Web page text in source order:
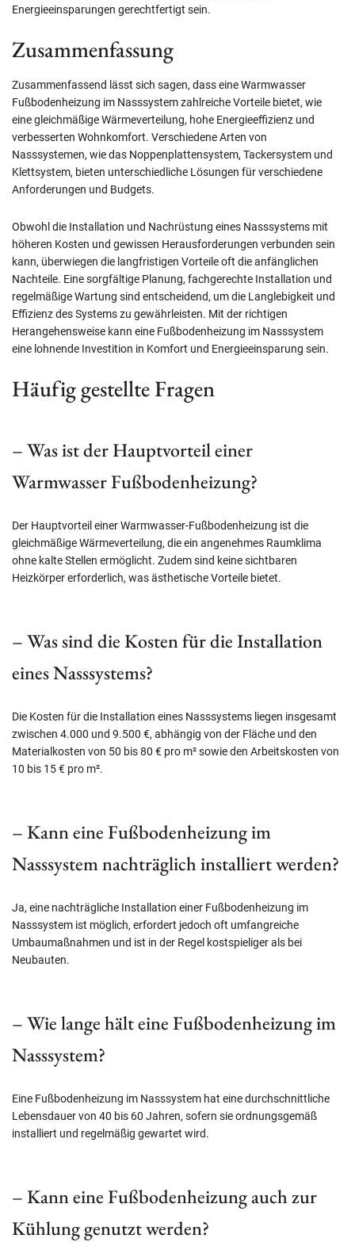
Energieeinsparungen gerechtfertigt sein.
Zusammenfassung
Zusammenfassend lässt sich sagen, dass eine Warmwasser
Fußbodenheizung im Nasssystem zahlreiche Vorteile bietet, wie
eine gleichmäßige Wärmeverteilung, hohe Energieeffizienz und
verbesserten Wohnkomfort. Verschiedene Arten von
Nasssystemen, wie das Noppenplattensystem, Tackersystem und
Klettsystem, bieten unterschiedliche Lösungen für verschiedene
Anforderungen und Budgets.
Obwohl die Installation und Nachrüstung eines Nasssystems mit
höheren Kosten und gewissen Herausforderungen verbunden sein
kann, überwiegen die langfristigen Vorteile oft die anfänglichen
Nachteile. Eine sorgfältige Planung, fachgerechte Installation und
regelmäßige Wartung sind entscheidend, um die Langlebigkeit und
Effizienz des Systems zu gewährleisten. Mit der richtigen
Herangehensweise kann eine Fußbodenheizung im Nasssystem
eine lohnende Investition in Komfort und Energieeinsparung sein.
Häufig gestellte Fragen
– Was ist der Hauptvorteil einer
Warmwasser Fußbodenheizung?
Der Hauptvorteil einer Warmwasser-Fußbodenheizung ist die
gleichmäßige Wärmeverteilung, die ein angenehmes Raumklima
ohne kalte Stellen ermöglicht. Zudem sind keine sichtbaren
Heizkörper erforderlich, was ästhetische Vorteile bietet.
– Was sind die Kosten für die Installation
eines Nasssystems?
Die Kosten für die Installation eines Nasssystems liegen insgesamt
zwischen 4.000 und 9.500 €, abhängig von der Fläche und den
Materialkosten von 50 bis 80 € pro m² sowie den Arbeitskosten von
10 bis 15 € pro m².
– Kann eine Fußbodenheizung im
Nasssystem nachträglich installiert werden?
Ja, eine nachträgliche Installation einer Fußbodenheizung im
Nasssystem ist möglich, erfordert jedoch oft umfangreiche
Umbaumaßnahmen und ist in der Regel kostspieliger als bei
Neubauten.
– Wie lange hält eine Fußbodenheizung im
Nasssystem?
Eine Fußbodenheizung im Nasssystem hat eine durchschnittliche
Lebensdauer von 40 bis 60 Jahren, sofern sie ordnungsgemäß
installiert und regelmäßig gewartet wird.
– Kann eine Fußbodenheizung auch zur
Kühlung genutzt werden?